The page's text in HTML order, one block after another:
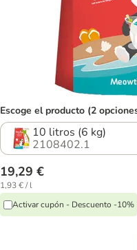
Escoge el producto (2
10 litros (6 kg)
2108402.1
19,29 €
1,93 € / l
Activar cupón - Descuento -10%